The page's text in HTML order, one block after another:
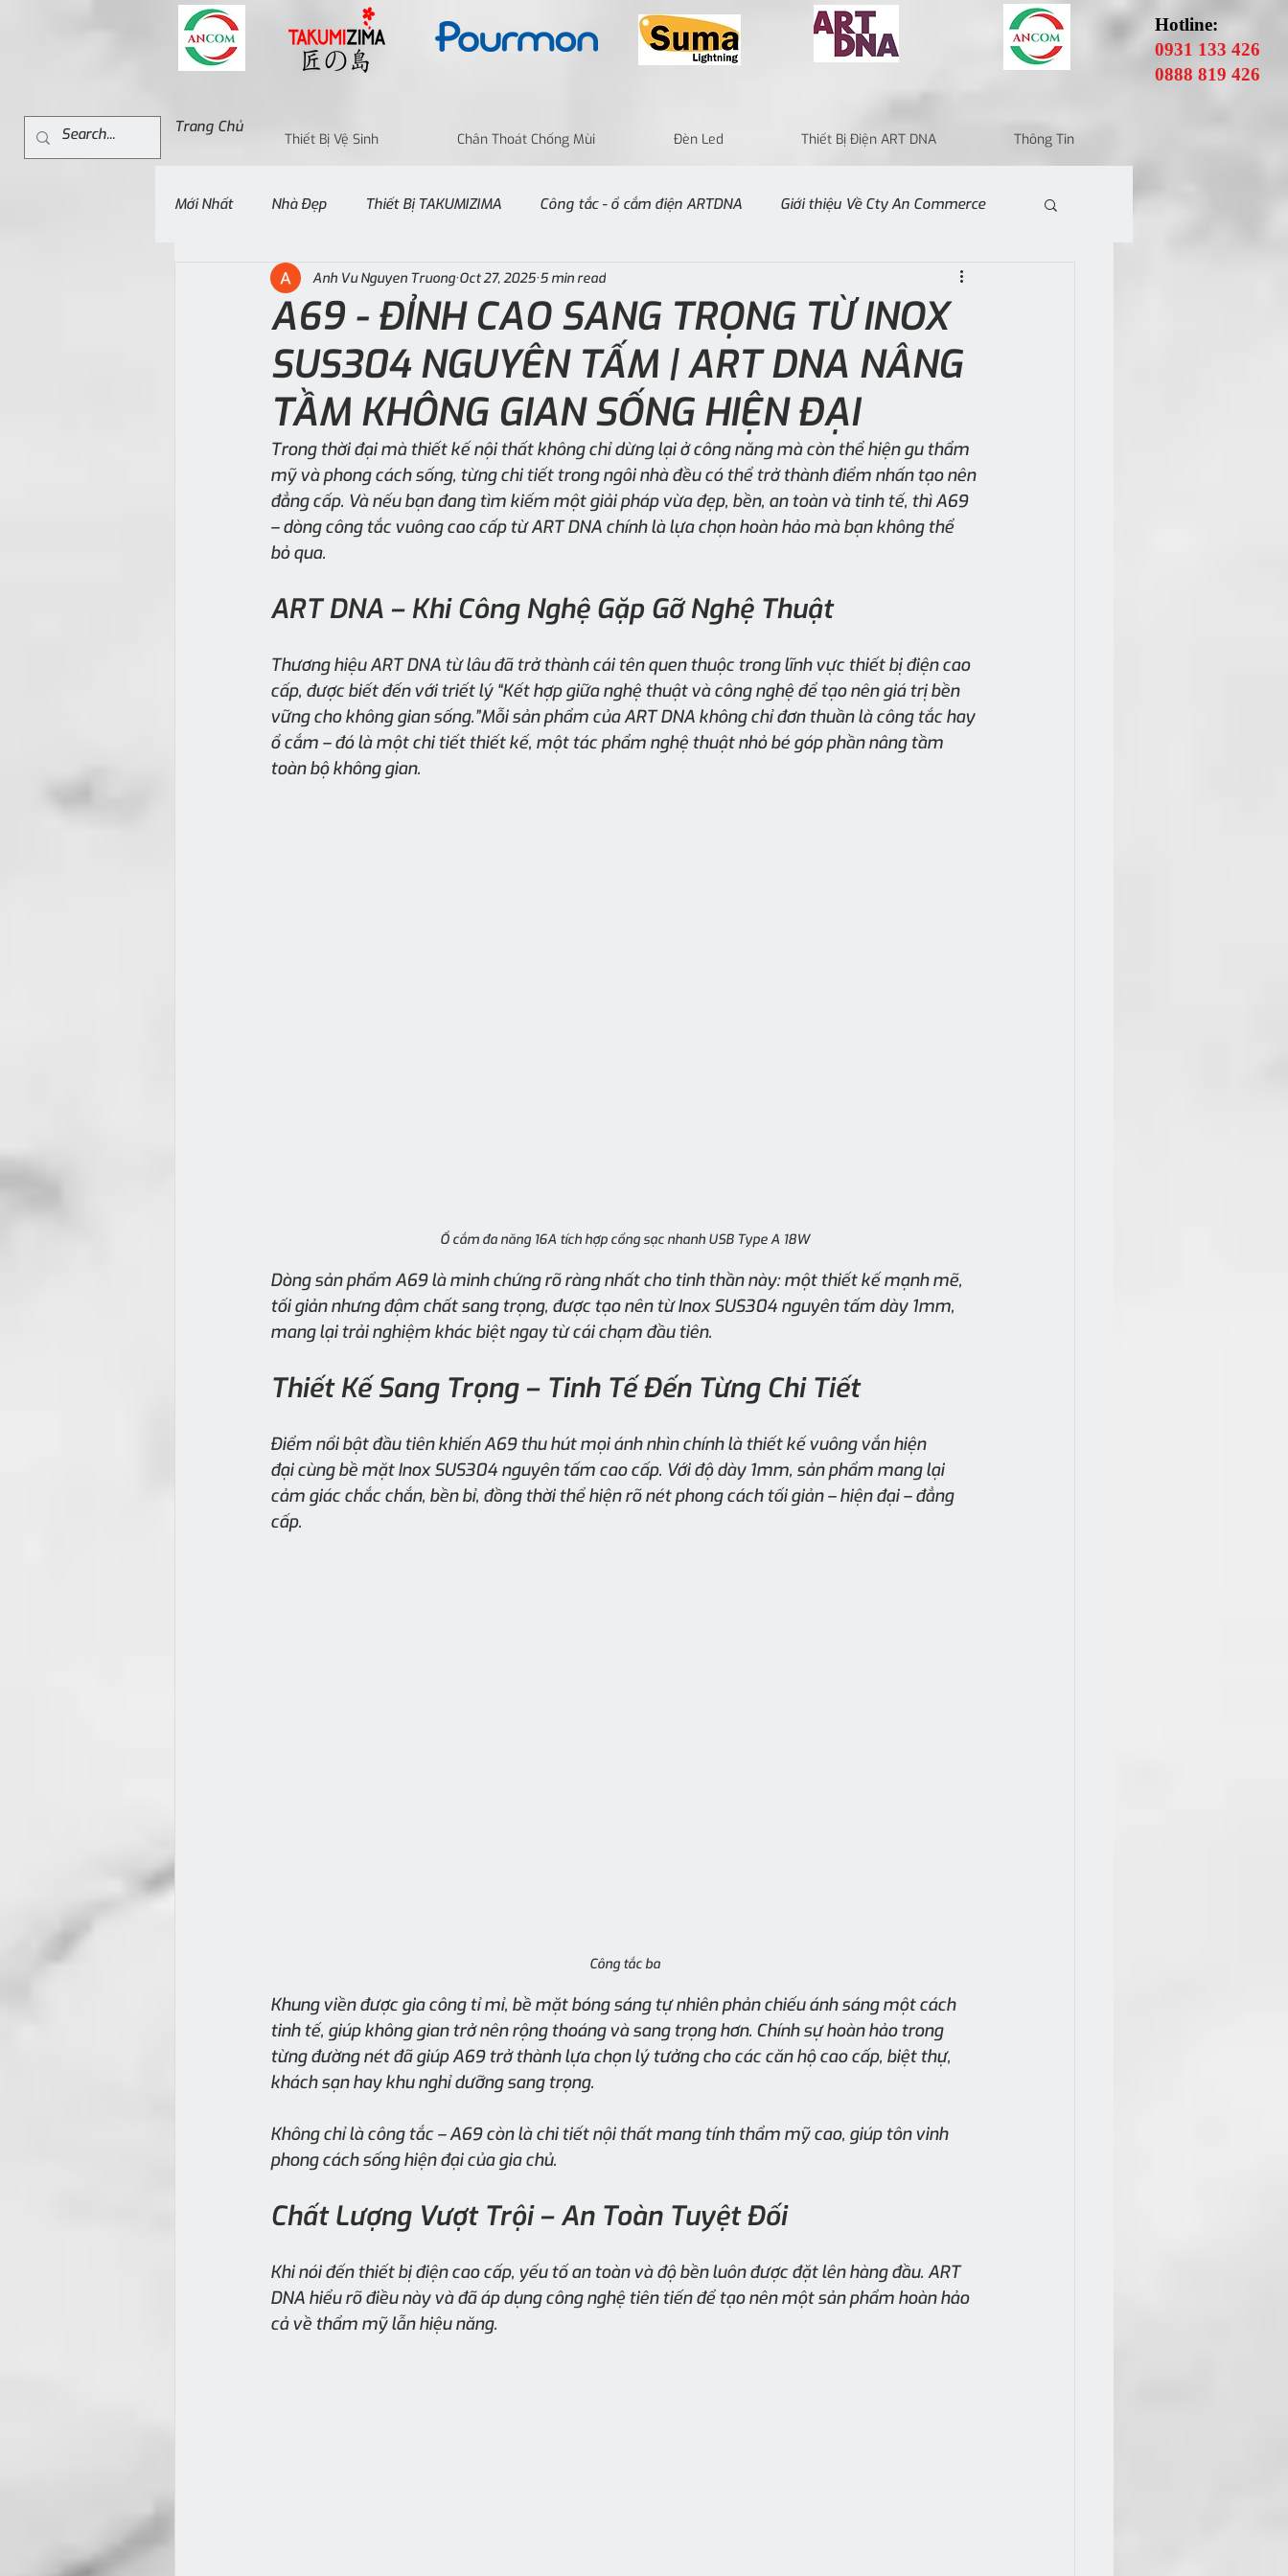
Thiết Bị Vệ Sinh Chân Thoát Chống Mùi Đèn Led Thiết Bị Điện ART DNA Thông Tin
Trang Chủ
Hotline:
0931 133 426
0888 819 426
Mới Nhất Nhà Đẹp Thiết Bị TAKUMIZIMA Công tắc - ổ cắm điện ARTDNA Giới thiệu Về Cty An Commerce
A69 - ĐỈNH CAO SANG TRỌNG TỪ INOX
SUS304 NGUYÊN TẤM | ART DNA NÂNG
TẦM KHÔNG GIAN SỐNG HIỆN ĐẠI
Anh Vu Nguyen Truong Oct 27, 2025 5 min read
Trong thời đại mà thiết kế nội thất không chỉ dừng lại ở công năng mà còn thể hiện gu thẩm
mỹ và phong cách sống, từng chi tiết trong ngôi nhà đều có thể trở thành điểm nhấn tạo nên
đẳng cấp. Và nếu bạn đang tìm kiếm một giải pháp vừa đẹp, bền, an toàn và tinh tế, thì A69
– dòng công tắc vuông cao cấp từ ART DNA chính là lựa chọn hoàn hảo mà bạn không thể
bỏ qua.
ART DNA – Khi Công Nghệ Gặp Gỡ Nghệ Thuật
Thương hiệu ART DNA từ lâu đã trở thành cái tên quen thuộc trong lĩnh vực thiết bị điện cao
cấp, được biết đến với triết lý “Kết hợp giữa nghệ thuật và công nghệ để tạo nên giá trị bền
vững cho không gian sống.”Mỗi sản phẩm của ART DNA không chỉ đơn thuần là công tắc hay
ổ cắm – đó là một chi tiết thiết kế, một tác phẩm nghệ thuật nhỏ bé góp phần nâng tầm
toàn bộ không gian.
Ổ cắm đa năng 16A tích hợp cổng sạc nhanh USB Type A 18W
Dòng sản phẩm A69 là minh chứng rõ ràng nhất cho tinh thần này: một thiết kế mạnh mẽ,
tối giản nhưng đậm chất sang trọng, được tạo nên từ Inox SUS304 nguyên tấm dày 1mm,
mang lại trải nghiệm khác biệt ngay từ cái chạm đầu tiên.
Thiết Kế Sang Trọng – Tinh Tế Đến Từng Chi Tiết
Điểm nổi bật đầu tiên khiến A69 thu hút mọi ánh nhìn chính là thiết kế vuông vắn hiện
đại cùng bề mặt Inox SUS304 nguyên tấm cao cấp. Với độ dày 1mm, sản phẩm mang lại
cảm giác chắc chắn, bền bỉ, đồng thời thể hiện rõ nét phong cách tối giản – hiện đại – đẳng
cấp.
Công tắc ba
Khung viền được gia công tỉ mỉ, bề mặt bóng sáng tự nhiên phản chiếu ánh sáng một cách
tinh tế, giúp không gian trở nên rộng thoáng và sang trọng hơn. Chính sự hoàn hảo trong
từng đường nét đã giúp A69 trở thành lựa chọn lý tưởng cho các căn hộ cao cấp, biệt thự,
khách sạn hay khu nghỉ dưỡng sang trọng.
Không chỉ là công tắc – A69 còn là chi tiết nội thất mang tính thẩm mỹ cao, giúp tôn vinh
phong cách sống hiện đại của gia chủ.
Chất Lượng Vượt Trội – An Toàn Tuyệt Đối
Khi nói đến thiết bị điện cao cấp, yếu tố an toàn và độ bền luôn được đặt lên hàng đầu. ART
DNA hiểu rõ điều này và đã áp dụng công nghệ tiên tiến để tạo nên một sản phẩm hoàn hảo
cả về thẩm mỹ lẫn hiệu năng.